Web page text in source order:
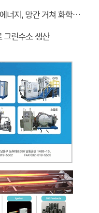
찰나에 식어버리는‘핫 전자’ 에너지, 망간 거쳐 화학반응에 쓴다
그린수소 생산